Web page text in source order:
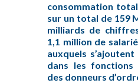
consommation
sur un total de 159
milliards de
1,1 million de
auxquels
dans les fonctions
des donneurs